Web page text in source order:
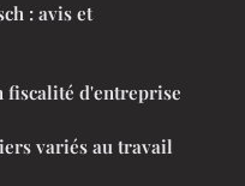
: avis et
fiscalité d'entreprise
variés au travail